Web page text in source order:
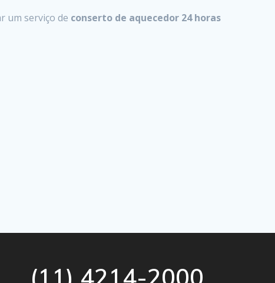
um serviço de conserto de aquecedor 24 horas
(11) 4214-2000